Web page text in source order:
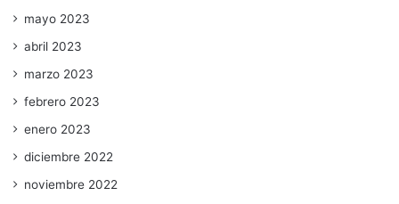
mayo 2023
abril 2023
marzo 2023
febrero 2023
enero 2023
diciembre 2022
noviembre 2022